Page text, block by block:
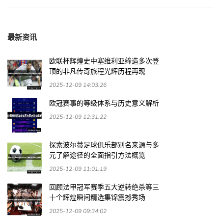
最新资讯
欧联杯辉煌史中塞维利亚缔造多次登
顶的非凡传奇旅程光辉历程再现
2025-12-09 14:03:26
欧冠赛事的等级体系与历史意义解析
2025-12-09 12:31:22
探索波尔蒂足球俱乐部别名来源与多
元了解途径的全面指引方法概览
2025-12-09 11:01:19
回顾法甲冠军赛季五大逆转绝杀等三
十个辉煌瞬间精选集锦震撼秀场
2025-12-09 09:34:02